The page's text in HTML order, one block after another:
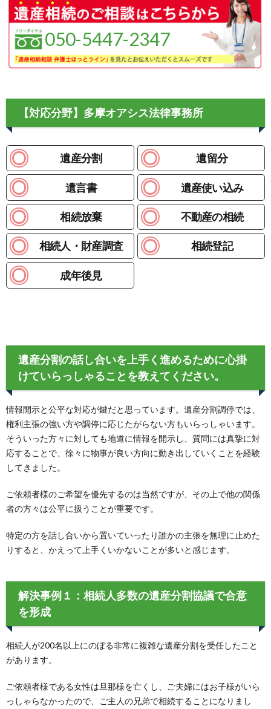
050-5447-2347
【対応分野】多摩オアシス法律事務所
遺産分割 遺留分
遺言書 遺産使い込み
相続放棄 不動産の相続
相続人・財産調査 相続登記
成年後見
遺産分割の話し合いを上手く進めるために心掛
けていらっしゃることを教えてください。
情報開示と公平な対応が鍵だと思っています。遺産分割調停では、
権利主張の強い方や調停に応じたがらない方もいらっしゃいます。
そういった方々に対しても地道に情報を開示し、質問には真摯に対
応することで、徐々に物事が良い方向に動き出していくことを経験
してきました。
ご依頼者様のご希望を優先するのは当然ですが、その上で他の関係
者の方々は公平に扱うことが重要です。
特定の方を話し合いから置いていったり誰かの主張を無理に止めた
りすると、かえって上手くいかないことが多いと感じます。
解決事例１：相続人多数の遺産分割協議で合意
を形成
相続人が200名以上にのぼる非常に複雑な遺産分割を受任したこと
があります。
ご依頼者様である女性は旦那様を亡くし、ご夫婦にはお子様がいら
っしゃらなかったので、ご主人の兄弟で相続することになりまし